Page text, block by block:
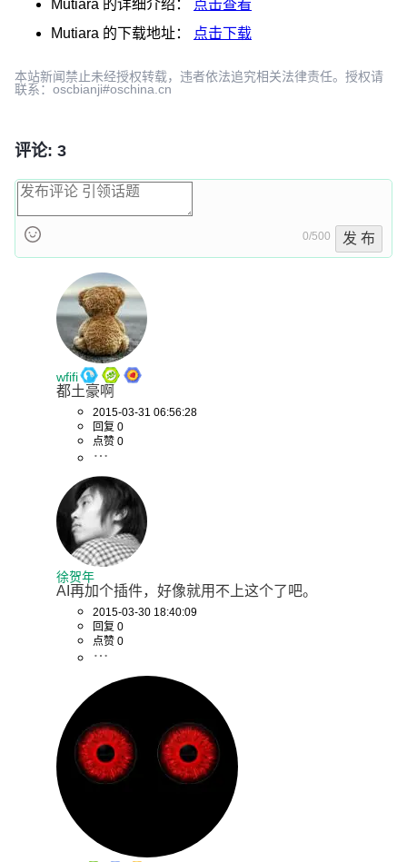
Mutiara 的详细介绍：
点击查看
Mutiara 的下载地址： 点击下载
本站新闻禁止未经授权转载，违者依法追究相关法律责任。授权请
联系：oscbianji#oschina.cn
评论: 3
0/500 发 布
wfifi
都土豪啊
2015-03-31 06:56:28
回复 0
点赞 0
徐贺年
AI再加个插件，好像就用不上这个了吧。
2015-03-30 18:40:09
回复 0
点赞 0